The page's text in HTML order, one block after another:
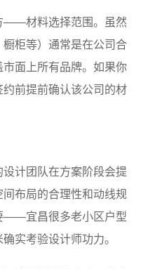
——材料选择范围。虽然
柜等）通常是在公司合
面上所有品牌。如果你
前提前确认该公司的材
计团队在方案阶段会提
布局的合理性和动线规
——宜昌很多老小区户型
实考验设计师功力。